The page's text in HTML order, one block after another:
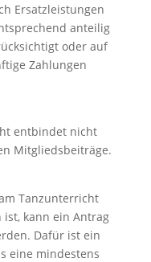
Ersatzleistungen
anteilig
oder auf
Zahlungen
entbindet nicht
Mitgliedsbeiträge.
Tanzunterricht
kann ein Antrag
Dafür ist ein
eine mindestens